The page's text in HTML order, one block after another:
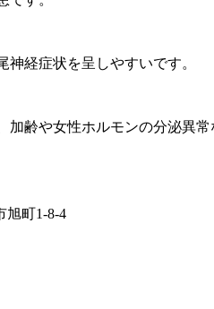
経症状を呈しやすいです。
加齢や女性ホルモンの分泌異常
町1-8-4